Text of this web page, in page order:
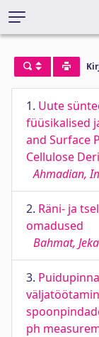
1. Uute
füüsikalised
and Surface
Cellulose
Ahmadian,
2. Räni- ja
omadused
Bahmat,
3.
ph